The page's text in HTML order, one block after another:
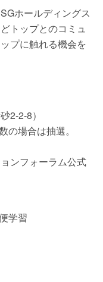
ホールディングス
トップとのコミュ
プに触れる機会を
）
の場合は抽選。
ンフォーラム公式
学習